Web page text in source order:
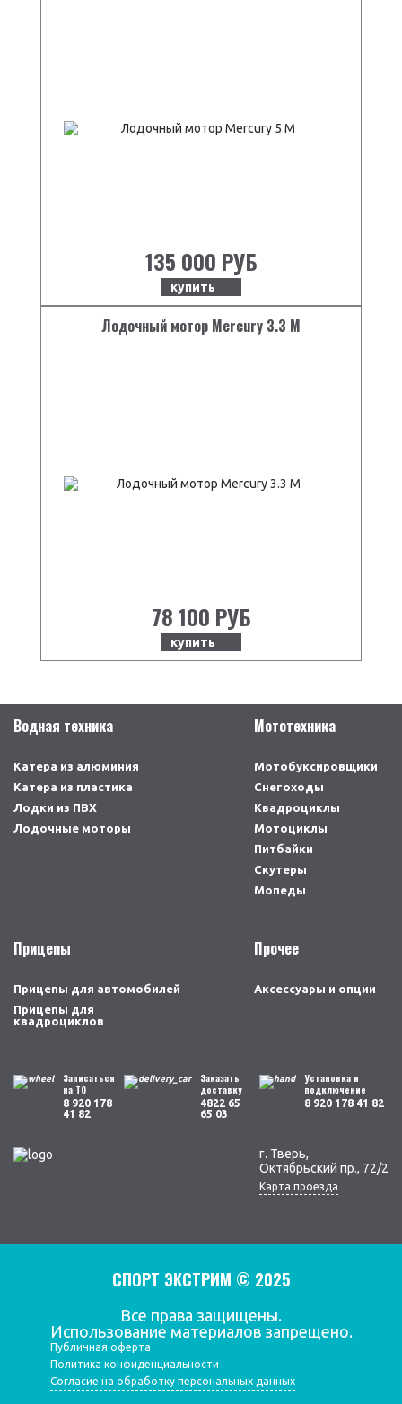
135 000 РУБ
купить
Лодочный мотор Mercury 3.3 M
78 100 РУБ
купить
Водная техника
Катера из алюминия
Катера из пластика
Лодки из ПВХ
Лодочные моторы
Мототехника
Мотобуксировщики
Снегоходы
Квадроциклы
Мотоциклы
Питбайки
Скутеры
Мопеды
Прицепы
Прицепы для автомобилей
Прицепы для
квадроциклов
Прочее
Аксессуары и опции
Записаться
на ТО
8 920 178
41 82
Заказать
доставку
4822 65
65 03
Установка и
подключение
8 920 178 41 82
г. Тверь,
Октябрьский пр., 72/2
Карта проезда
СПОРТ ЭКСТРИМ © 2025
Все права защищены.
Использование материалов запрещено.
Публичная оферта
Политика конфиденциальности
Согласие на обработку персональных данных